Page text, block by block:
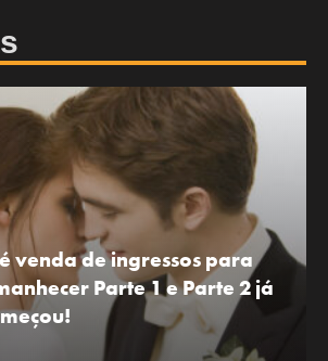
venda de ingressos para
Parte 1 e Parte 2 já